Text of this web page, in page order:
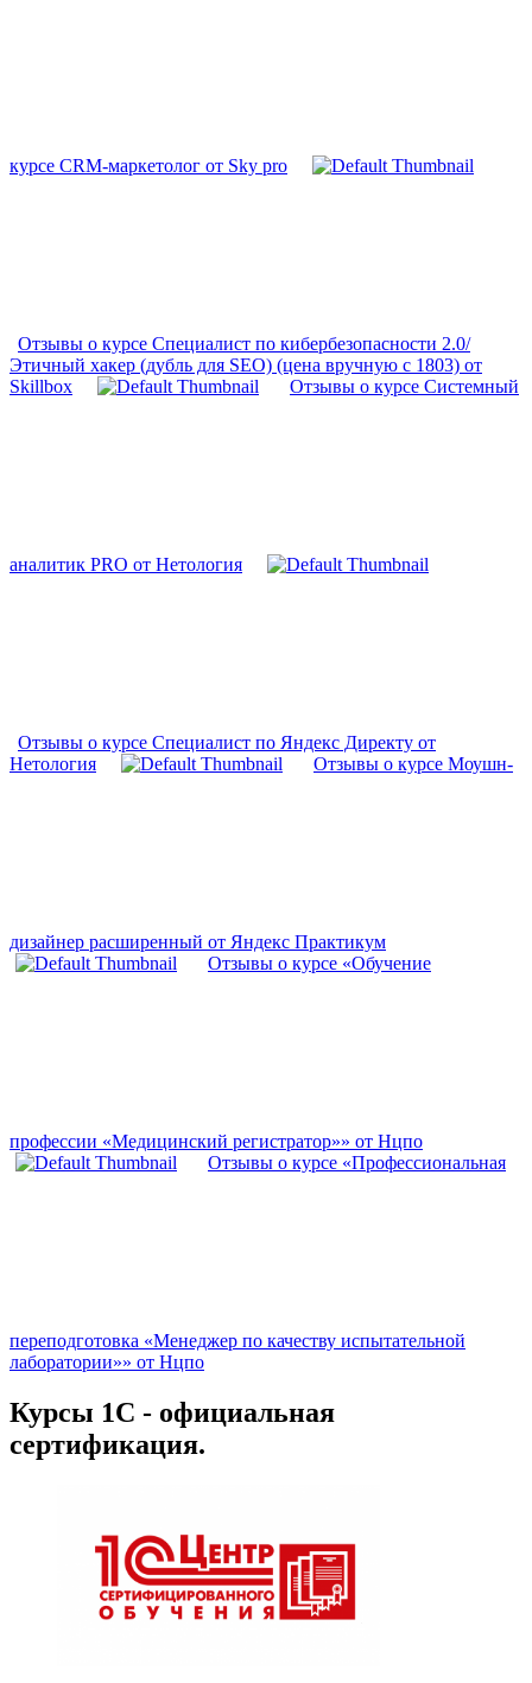
курсе CRM-маркетолог от Sky pro
Отзывы о курсе Специалист по кибербезопасности 2.0/
Этичный хакер (дубль для SEO) (цена вручную с 1803) от
Skillbox
Отзывы о курсе Системный
аналитик PRO от Нетология
Отзывы о курсе Специалист по Яндекс Директу от
Нетология
Отзывы о курсе Моушн-
дизайнер расширенный от Яндекс Практикум
Отзывы о курсе «Обучение
профессии «Медицинский регистратор»» от Нцпо
Отзывы о курсе «Профессиональная
переподготовка «Менеджер по качеству испытательной
лаборатории»» от Нцпо
Курсы 1С - официальная
сертификация.